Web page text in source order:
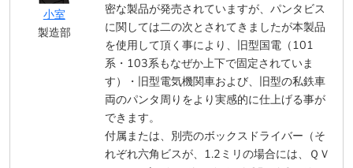
小室
製造部
密な製品が発売されていますが、パンタビス
に関しては二の次とされてきましたが本製品
を使用して頂く事により、旧型国電（101
系・103系もなぜか上下で固定されていま
す）・旧型電気機関車および、旧型の私鉄車
両のパンタ周りをより実感的に仕上げる事が
できます。
付属または、別売のボックスドライバー（そ
れぞれ六角ビスが、1.2ミリの場合には、ＱＶ